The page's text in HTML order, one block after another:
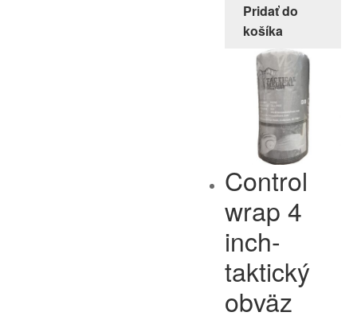
Pridať do
košíka
Control
wrap 4
inch-
taktický
obväz